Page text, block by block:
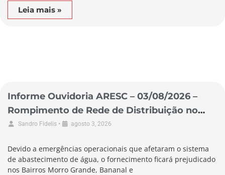
Leia mais »
Informe Ouvidoria ARESC – 03/08/2026 –
Rompimento de Rede de Distribuição no
Município de Laguna
Sandro Fidelis • agosto 3, 2026
Devido a emergências operacionais que afetaram o sistema
de abastecimento de água, o fornecimento ficará prejudicado
nos Bairros Morro Grande, Bananal e